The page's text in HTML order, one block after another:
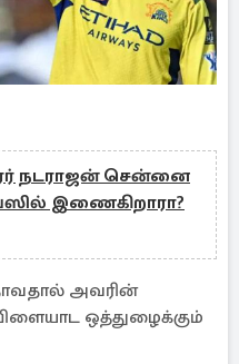
நடராஜன் சென்னை
இணைகிறாரா?
அவரின்
ஒத்துழைக்கும்